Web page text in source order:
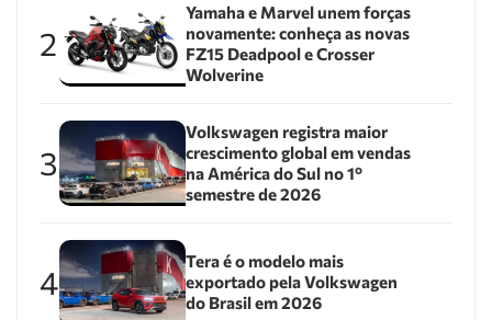
2
Yamaha e Marvel unem forças
novamente: conheça as novas
FZ15 Deadpool e Crosser
Wolverine
3
Volkswagen registra maior
crescimento global em vendas
na América do Sul no 1º
semestre de 2026
4
Tera é o modelo mais
exportado pela Volkswagen
do Brasil em 2026